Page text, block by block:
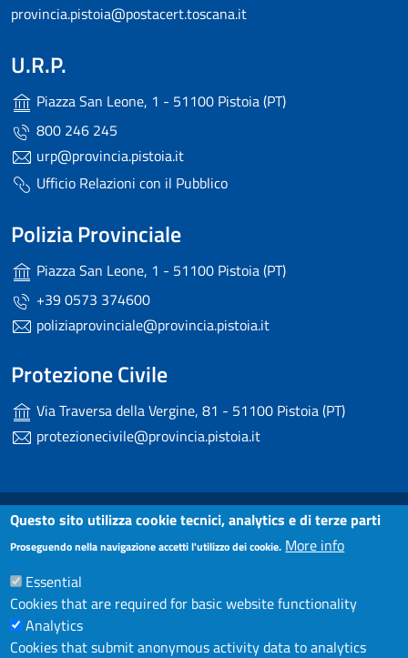
provincia.pistoia@postacert.toscana.it
U.R.P.
Piazza San Leone, 1 - 51100 Pistoia (PT)
800 246 245
urp@provincia.pistoia.it
Ufficio Relazioni con il Pubblico
Polizia Provinciale
Piazza San Leone, 1 - 51100 Pistoia (PT)
+39 0573 374600
poliziaprovinciale@provincia.pistoia.it
Protezione Civile
Via Traversa della Vergine, 81 - 51100 Pistoia (PT)
protezionecivile@provincia.pistoia.it
Small prints
Useful links section
Dichiarazione di accessibilità
Privacy
Contatti
Questo sito utilizza cookie tecnici, analytics e di terze parti
Proseguendo nella navigazione accetti l'utilizzo dei cookie. More info
Essential
Cookies that are required for basic website functionality
Analytics
Cookies that submit anonymous activity data to analytics